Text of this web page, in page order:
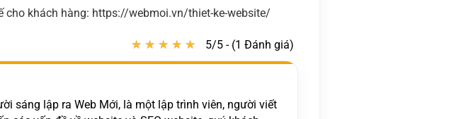
cho khách hàng: https://webmoi.vn/thiet-ke-website/
★ ★ ★ ★ ★
★ ★ ★ ★ ★ 5/5 - (1 Đánh giá)
sáng lập ra Web Mới, là một lập trình viên, người viết